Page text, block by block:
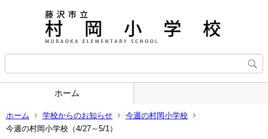
ホーム
ホーム 学校からのお知らせ
今週の村岡小学校
今週の村岡小学校（4/27～5/1）